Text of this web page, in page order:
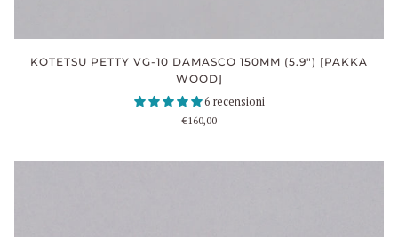
KOTETSU PETTY VG-10 DAMASCO 150MM (5.9") [PAKKA
WOOD]
6 recensioni
€160,00